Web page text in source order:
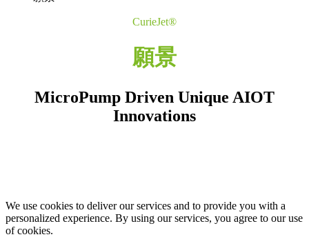
CurieJet®
願景
MicroPump Driven Unique AIOT
Innovations
We use cookies to deliver our services and to provide you with a
personalized experience. By using our services, you agree to our use
of cookies.